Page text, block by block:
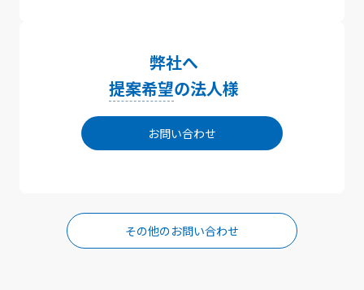
弊社へ
提案希望の法人様
お問い合わせ
その他のお問い合わせ